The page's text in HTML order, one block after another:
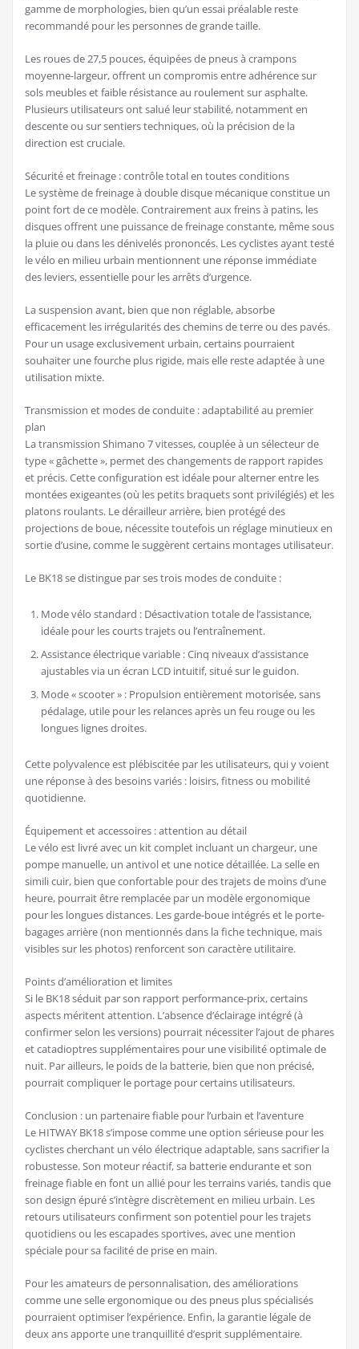
gamme de morphologies, bien qu’un essai préalable reste
recommandé pour les personnes de grande taille.
Les roues de 27,5 pouces, équipées de pneus à crampons
moyenne-largeur, offrent un compromis entre adhérence sur
sols meubles et faible résistance au roulement sur asphalte.
Plusieurs utilisateurs ont salué leur stabilité, notamment en
descente ou sur sentiers techniques, où la précision de la
direction est cruciale.
Sécurité et freinage : contrôle total en toutes conditions
Le système de freinage à double disque mécanique constitue un
point fort de ce modèle. Contrairement aux freins à patins, les
disques offrent une puissance de freinage constante, même sous
la pluie ou dans les dénivelés prononcés. Les cyclistes ayant testé
le vélo en milieu urbain mentionnent une réponse immédiate
des leviers, essentielle pour les arrêts d’urgence.
La suspension avant, bien que non réglable, absorbe
efficacement les irrégularités des chemins de terre ou des pavés.
Pour un usage exclusivement urbain, certains pourraient
souhaiter une fourche plus rigide, mais elle reste adaptée à une
utilisation mixte.
Transmission et modes de conduite : adaptabilité au premier
plan
La transmission Shimano 7 vitesses, couplée à un sélecteur de
type « gâchette », permet des changements de rapport rapides
et précis. Cette configuration est idéale pour alterner entre les
montées exigeantes (où les petits braquets sont privilégiés) et les
platons roulants. Le dérailleur arrière, bien protégé des
projections de boue, nécessite toutefois un réglage minutieux en
sortie d’usine, comme le suggèrent certains montages utilisateur.
Le BK18 se distingue par ses trois modes de conduite :
Mode vélo standard : Désactivation totale de l’assistance,
idéale pour les courts trajets ou l’entraînement.
Assistance électrique variable : Cinq niveaux d’assistance
ajustables via un écran LCD intuitif, situé sur le guidon.
Mode « scooter » : Propulsion entièrement motorisée, sans
pédalage, utile pour les relances après un feu rouge ou les
longues lignes droites.
Cette polyvalence est plébiscitée par les utilisateurs, qui y voient
une réponse à des besoins variés : loisirs, fitness ou mobilité
quotidienne.
Équipement et accessoires : attention au détail
Le vélo est livré avec un kit complet incluant un chargeur, une
pompe manuelle, un antivol et une notice détaillée. La selle en
simili cuir, bien que confortable pour des trajets de moins d’une
heure, pourrait être remplacée par un modèle ergonomique
pour les longues distances. Les garde-boue intégrés et le porte-
bagages arrière (non mentionnés dans la fiche technique, mais
visibles sur les photos) renforcent son caractère utilitaire.
Points d’amélioration et limites
Si le BK18 séduit par son rapport performance-prix, certains
aspects méritent attention. L’absence d’éclairage intégré (à
confirmer selon les versions) pourrait nécessiter l’ajout de phares
et catadioptres supplémentaires pour une visibilité optimale de
nuit. Par ailleurs, le poids de la batterie, bien que non précisé,
pourrait compliquer le portage pour certains utilisateurs.
Conclusion : un partenaire fiable pour l’urbain et l’aventure
Le HITWAY BK18 s’impose comme une option sérieuse pour les
cyclistes cherchant un vélo électrique adaptable, sans sacrifier la
robustesse. Son moteur réactif, sa batterie endurante et son
freinage fiable en font un allié pour les terrains variés, tandis que
son design épuré s’intègre discrètement en milieu urbain. Les
retours utilisateurs confirment son potentiel pour les trajets
quotidiens ou les escapades sportives, avec une mention
spéciale pour sa facilité de prise en main.
Pour les amateurs de personnalisation, des améliorations
comme une selle ergonomique ou des pneus plus spécialisés
pourraient optimiser l’expérience. Enfin, la garantie légale de
deux ans apporte une tranquillité d’esprit supplémentaire.